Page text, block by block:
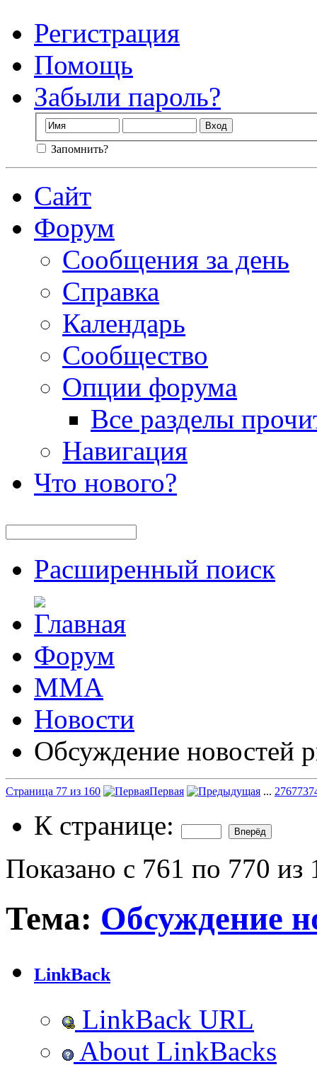
Регистрация
Помощь
Забыли пароль?
Запомнить?
Сайт
Форум
Сообщения за день
Справка
Календарь
Сообщество
Опции форума
Все разделы
Навигация
Что нового?
Расширенный поиск
Форум
ММА
Новости
Обсуждение новостей
Страница 77 из 160 Первая ... 276773
К странице:
Показано с 761 по 770 из
Тема: Обсуждение
LinkBack
LinkBack URL
About LinkBacks